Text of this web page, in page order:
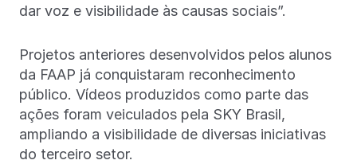
dar voz e visibilidade às causas sociais”.
Projetos anteriores desenvolvidos pelos alunos
da FAAP já conquistaram reconhecimento
público. Vídeos produzidos como parte das
ações foram veiculados pela SKY Brasil,
ampliando a visibilidade de diversas iniciativas
do terceiro setor.